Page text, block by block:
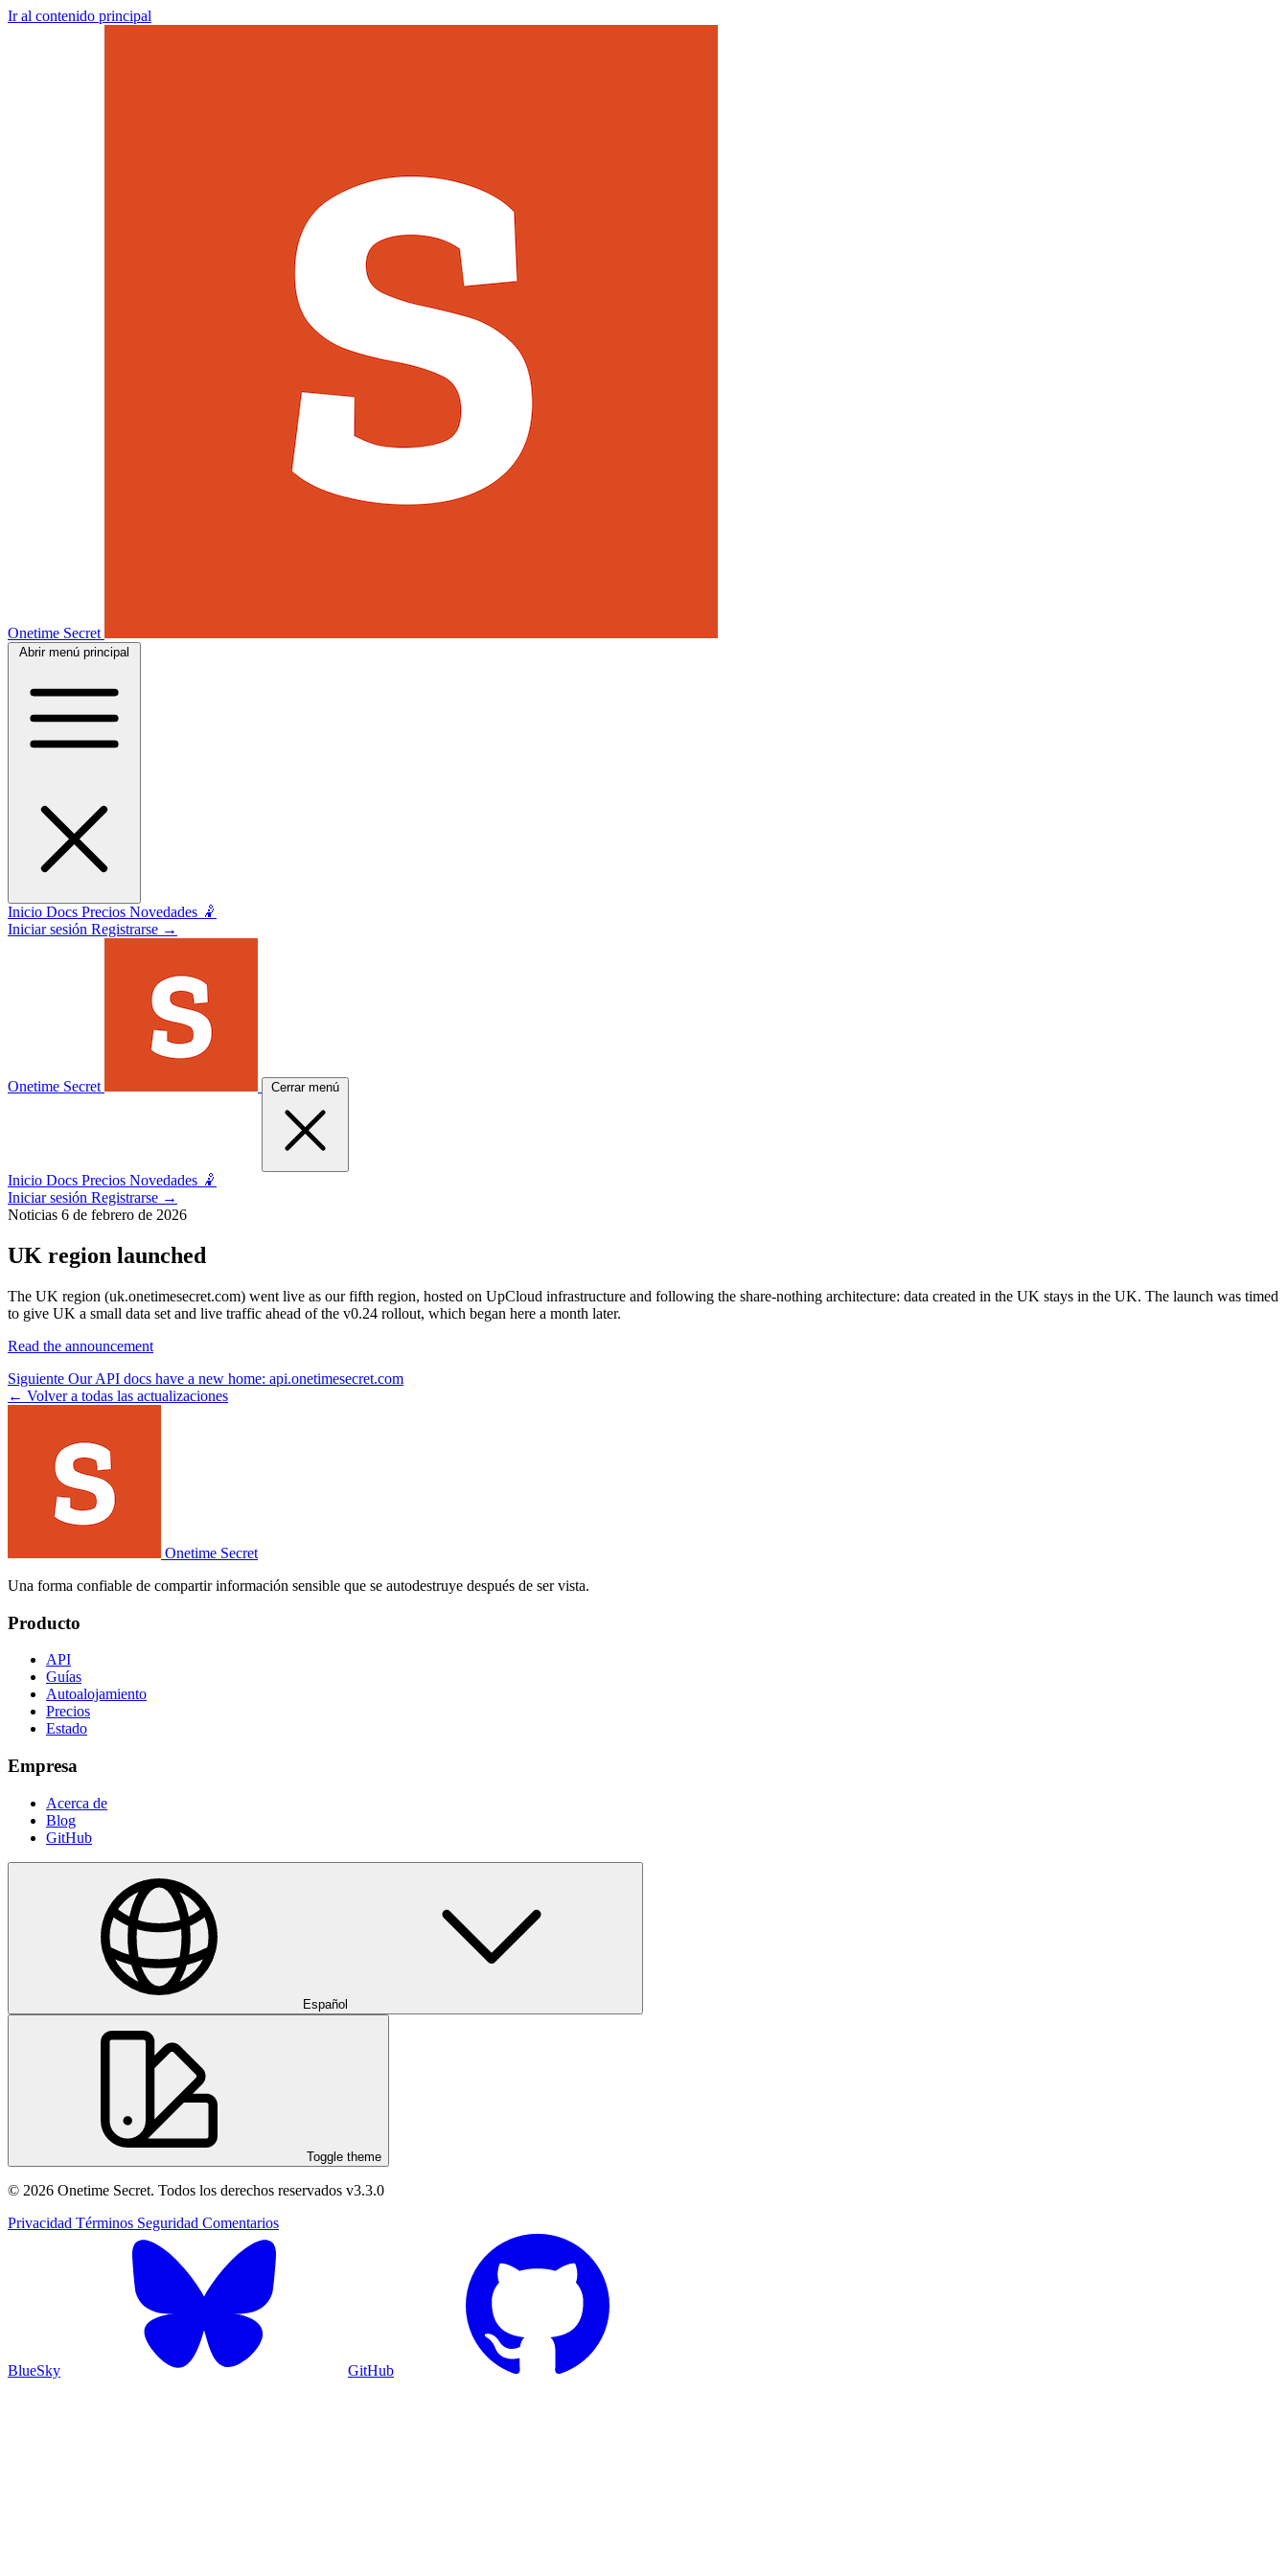
Ir al contenido principal
Onetime Secret
Abrir menú principal
Inicio Docs Precios Novedades 🤾
Iniciar sesión Registrarse →
Onetime Secret Cerrar menú
Inicio Docs Precios Novedades 🤾
Iniciar sesión Registrarse →
Noticias 6 de febrero de 2026
UK region launched
The UK region (uk.onetimesecret.com) went live as our fifth region, hosted on UpCloud infrastructure and following the share-nothing architecture: data created in the UK stays in the UK. The launch was timed
to give UK a small data set and live traffic ahead of the v0.24 rollout, which began here a month later.
Read the announcement
Siguiente Our API docs have a new home: api.onetimesecret.com
← Volver a todas las actualizaciones
Onetime Secret
Una forma confiable de compartir información sensible que se autodestruye después de ser vista.
Producto
API
Guías
Autoalojamiento
Precios
Estado
Empresa
Acerca de
Blog
GitHub
Español
Toggle theme
© 2026 Onetime Secret. Todos los derechos reservados v3.3.0
Privacidad Términos Seguridad Comentarios
BlueSky GitHub